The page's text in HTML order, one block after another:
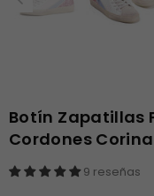
Botín Zapatillas
Cordones Corina
9 reseñas